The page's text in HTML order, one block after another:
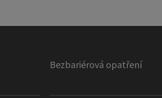
Bezbariérová opatření